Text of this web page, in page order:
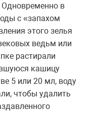
Одновременно в
с «запахом
этого зелья
ведьм или
растирали
кашицу
5 или 20 мл, воду
чтобы удалить